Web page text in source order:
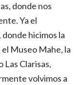
donde nos
Ya el
hicimos la
Museo Mahe, la
Las Clarisas,
volvimos a